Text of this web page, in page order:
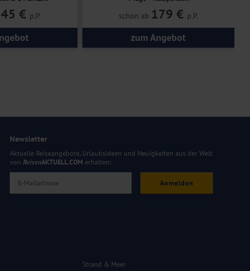
€ p.P. schon ab 179 € p.P.
zum Angebot
Newsletter
Aktuelle Reiseangebote, Urlaubsideen und Neuigkeiten aus der Welt
von ReisenAKTUELL.COM erhalten:
Anmelden
Strand & Meer